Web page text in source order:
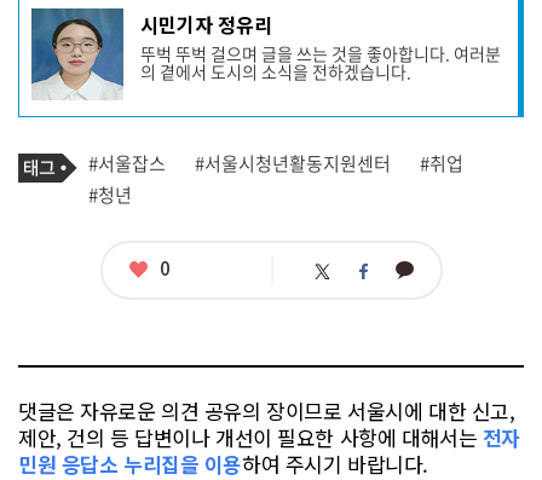
기
사
성
자
프
필
시민기자 정유리
뚜벅 뚜벅 걸으며 글을 쓰는 것을 좋아합니다. 여러분
의 곁에서 도시의 소식을 전하겠습니다.
기
사
관
련
태
그
#서울잡스 #서울시청년활동지원센터
#취업
#청년
좋
0 트 페 카
댓글은 자유로운 의견 공유의 장이므로 서울시에 대한 신고,
제안, 건의 등 답변이나 개선이 필요한 사항에 대해서는 전자
민원 응답소 누리집을 이용하여 주시기 바랍니다.